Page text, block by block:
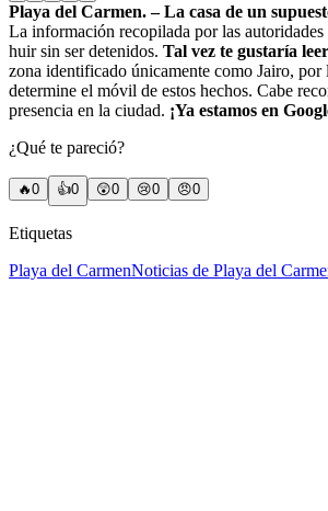
Playa del Carmen. – La casa de un
La información recopilada por las
huir sin ser detenidos. Tal vez te gustaría
zona identificado únicamente como Jairo,
determine el móvil de estos hechos. Cabe
presencia en la ciudad. ¡Ya estamos en
¿Qué te pareció?
🔥0 👍0 😲0 😢0 😠0
Etiquetas
Playa del CarmenNoticias de Playa del